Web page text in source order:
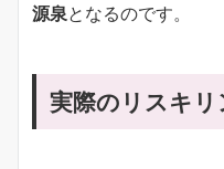
源泉となるのです。
実際のリスキリ